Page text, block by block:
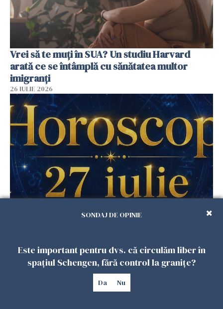
Vrei să te muți în SUA? Un studiu Harvard
arată ce se întâmplă cu sănătatea multor
imigranți
26 IULIE 2026
Horoscop 27 iulie. Lunea care schimbă ritmul
26 IULIE 2026
SONDAJ DE OPINIE
Este important pentru dvs. că circulăm liber în
spațiul Schengen, fără control la granițe?
Da Nu